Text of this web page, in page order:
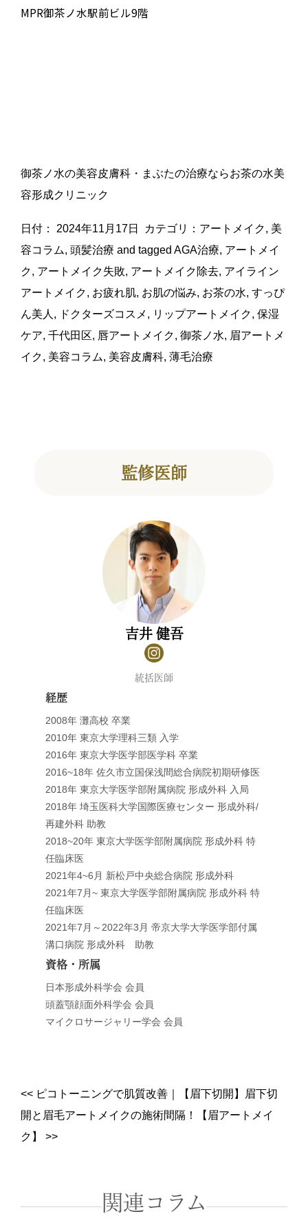
MPR御茶ノ水駅前ビル9階
御茶ノ水の美容皮膚科・まぶたの治療ならお茶の水美
容形成クリニック
日付： 2024年11月17日 カテゴリ： アートメイク, 美
容コラム, 頭髪治療 and tagged AGA治療, アートメイ
ク, アートメイク失敗, アートメイク除去, アイライン
アートメイク, お疲れ肌, お肌の悩み, お茶の水, すっぴ
ん美人 , ドクターズコスメ , リップアートメイク, 保湿
ケア, 千代田区, 唇アートメイク, 御茶ノ水, 眉アートメ
イク, 美容コラム, 美容皮膚科, 薄毛治療
監修医師
吉井 健吾
統括医師
経歴
2008年 灘高校 卒業
2010年 東京大学理科三類 入学
2016年 東京大学医学部医学科 卒業
2016~18年 佐久市立国保浅間総合病院初期研修医
2018年 東京大学医学部附属病院 形成外科 入局
2018年 埼玉医科大学国際医療センター 形成外科/
再建外科 助教
2018~20年 東京大学医学部附属病院 形成外科 特
任臨床医
2021年4~6月 新松戸中央総合病院 形成外科
2021年7月~ 東京大学医学部附属病院 形成外科 特
任臨床医
2021年7月～2022年3月 帝京大学大学医学部付属
溝口病院 形成外科 助教
資格・所属
日本形成外科学会 会員
頭蓋顎顔面外科学会 会員
マイクロサージャリー学会 会員
<<ピコトーニングで肌質改善｜
【眉下切開】眉下切
開と眉毛アートメイクの施術間隔！【眉アートメイ
ク】 >>
関連コラム